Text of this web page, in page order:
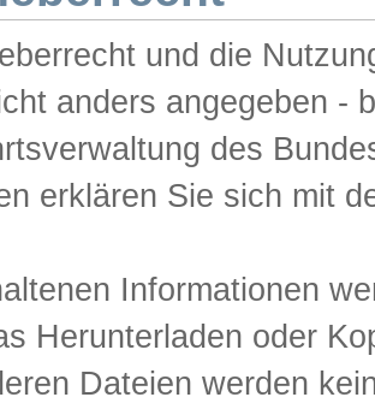
und die
anders angegeben -
des
erklären Sie sich mit
Informationen
Herunterladen oder
Dateien werden